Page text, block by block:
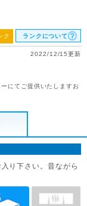
ク ランクについて
2022/12/15更新
にてご提供いたしますお
り下さい。昔ながら